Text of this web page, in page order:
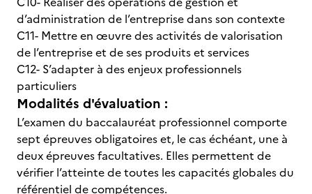
d’administration de l’entreprise dans son contexte
C11- Mettre en œuvre des activités de valorisation
de l’entreprise et de ses produits et services
C12- S’adapter à des enjeux professionnels
particuliers
Modalités d'évaluation :
L’examen du baccalauréat professionnel comporte
sept épreuves obligatoires et, le cas échéant, une à
deux épreuves facultatives. Elles permettent de
vérifier l’atteinte de toutes les capacités globales du
référentiel de compétences.